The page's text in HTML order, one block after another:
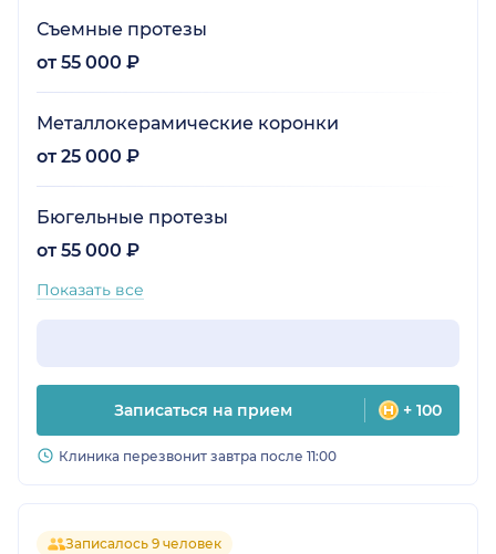
Съемные протезы
от 55 000 ₽
Металлокерамические коронки
от 25 000 ₽
Бюгельные протезы
от 55 000 ₽
Показать все
Записаться на прием + 100
Клиника перезвонит завтра после 11:00
Записалось 9 человек